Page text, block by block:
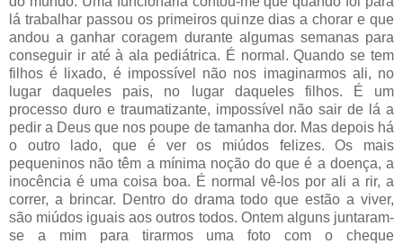
lá trabalhar passou os primeiros quinze dias a chorar e que
andou a ganhar coragem durante algumas semanas para
conseguir ir até à ala pediátrica. É normal. Quando se tem
filhos é lixado, é impossível não nos imaginarmos ali, no
lugar daqueles pais, no lugar daqueles filhos. É um
processo duro e traumatizante, impossível não sair de lá a
pedir a Deus que nos poupe de tamanha dor. Mas depois há
o outro lado, que é ver os miúdos felizes. Os mais
pequeninos não têm a mínima noção do que é a doença, a
inocência é uma coisa boa. É normal vê-los por ali a rir, a
correr, a brincar. Dentro do drama todo que estão a viver,
são miúdos iguais aos outros todos. Ontem alguns juntaram-
se a mim para tirarmos uma foto com o cheque